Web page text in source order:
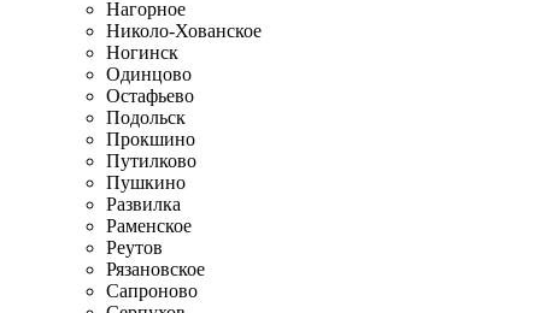
Нагорное
Николо-Хованское
Ногинск
Одинцово
Остафьево
Подольск
Прокшино
Путилково
Пушкино
Развилка
Раменское
Реутов
Рязановское
Сапроново